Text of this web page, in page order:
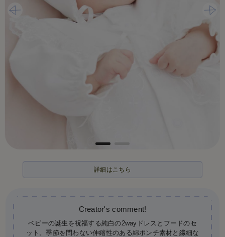
詳細はこちら
ベビーの誕生を祝福する純白の2wayドレスとフードのセ
ット。季節を問わない伸縮性のある綿ポンチ素材と繊細な